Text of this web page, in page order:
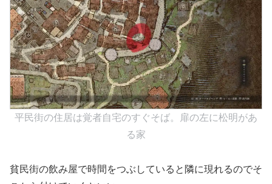
平民街の住居は覚者自宅のすぐそば。扉の左に松明があ
る家
貧民街の飲み屋で時間をつぶしていると隣に現れるのでそ